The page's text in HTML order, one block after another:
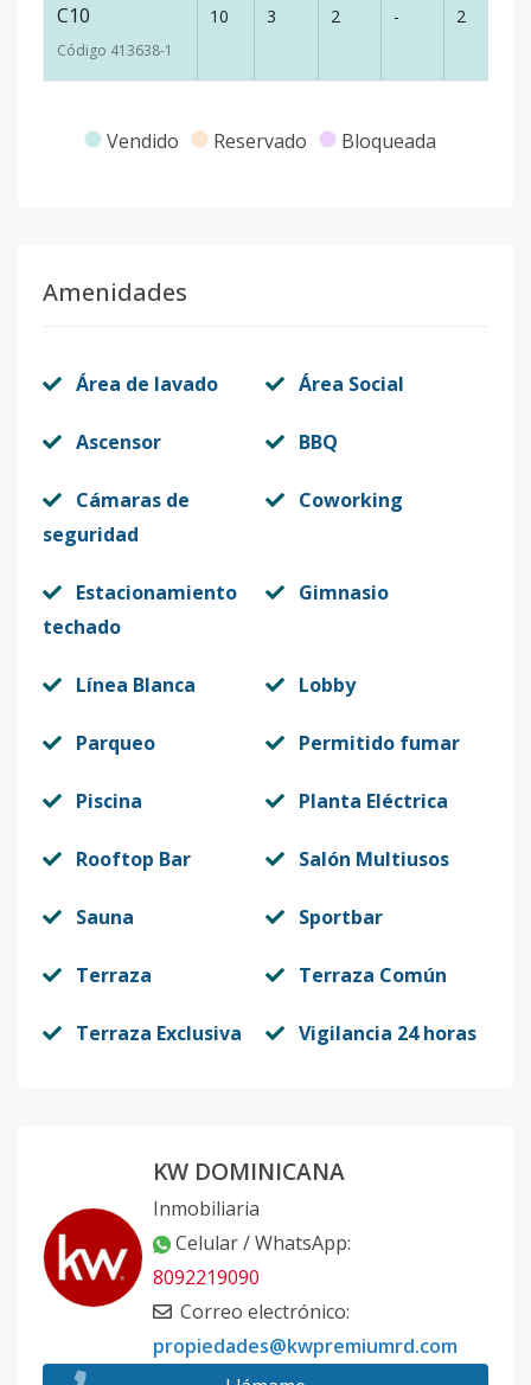
C10
Código 413638-1
10 3 2 - 2
Vendido Reservado Bloqueada
Amenidades
Área de lavado Área Social
Ascensor BBQ
Cámaras de
seguridad
Coworking
Estacionamiento
techado
Gimnasio
Línea Blanca Lobby
Parqueo Permitido fumar
Piscina Planta Eléctrica
Rooftop Bar Salón Multiusos
Sauna Sportbar
Terraza Terraza Común
Terraza Exclusiva Vigilancia 24 horas
KW DOMINICANA
Inmobiliaria
Celular / WhatsApp:
8092219090
Correo electrónico:
propiedades@kwpremiumrd.com